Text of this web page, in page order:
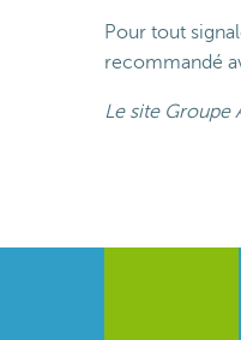
Pour tout
recommandé
Le site Groupe